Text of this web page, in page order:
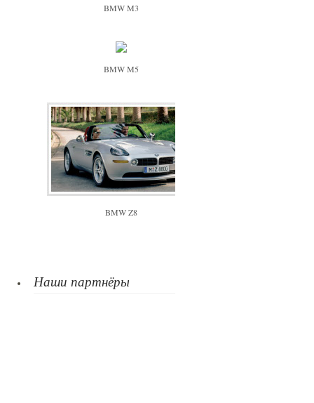
BMW M3
BMW M5
BMW Z8
Наши партнёры